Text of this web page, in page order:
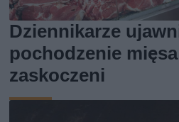
Dziennikarze
pochodzenie
zaskoczeni